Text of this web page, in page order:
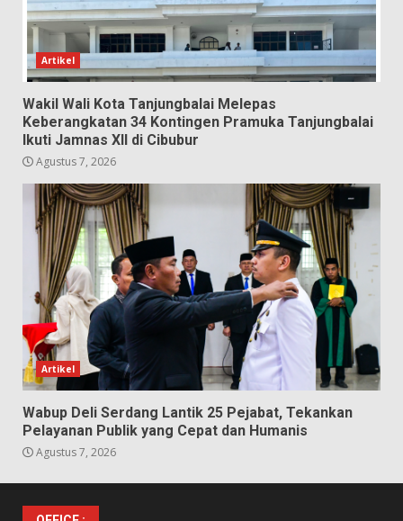
Artikel
Wakil Wali Kota Tanjungbalai Melepas
Keberangkatan 34 Kontingen Pramuka Tanjungbalai
Ikuti Jamnas XII di Cibubur
Agustus 7, 2026
Artikel
Wabup Deli Serdang Lantik 25 Pejabat, Tekankan
Pelayanan Publik yang Cepat dan Humanis
Agustus 7, 2026